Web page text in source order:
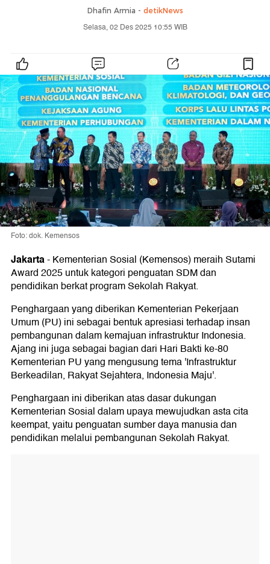
Dhafin Armia - detikNews
Selasa, 02 Des 2025 10:55 WIB
Foto: dok. Kemensos
Jakarta-Kementerian Sosial (Kemensos) meraih Sutami
Award 2025 untuk kategori penguatan SDM dan
pendidikan berkat program Sekolah Rakyat.
Penghargaan yang diberikan Kementerian Pekerjaan
Umum (PU) ini sebagai bentuk apresiasi terhadap insan
pembangunan dalam kemajuan infrastruktur Indonesia.
Ajang ini juga sebagai bagian dari Hari Bakti ke-80
Kementerian PU yang mengusung tema 'Infrastruktur
Berkeadilan, Rakyat Sejahtera, Indonesia Maju'.
Penghargaan ini diberikan atas dasar dukungan
Kementerian Sosial dalam upaya mewujudkan asta cita
keempat, yaitu penguatan sumber daya manusia dan
pendidikan melalui pembangunan Sekolah Rakyat.